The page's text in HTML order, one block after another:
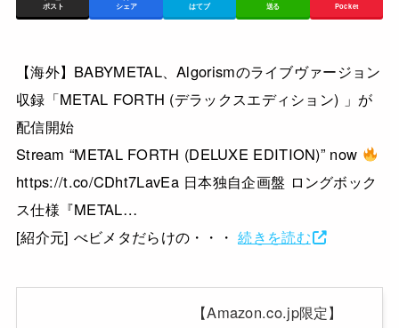
ポスト シェア はてブ 送る Pocket
【海外】BABYMETAL、Algorismのライブヴァージョン
収録「METAL FORTH (デラックスエディション) 」が
配信開始
Stream “METAL FORTH (DELUXE EDITION)” now
https://t.co/CDht7LavEa 日本独自企画盤 ロングボック
ス仕様『METAL…
[紹介元] べビメタだらけの・・・続きを読む
【Amazon.co.jp限定】